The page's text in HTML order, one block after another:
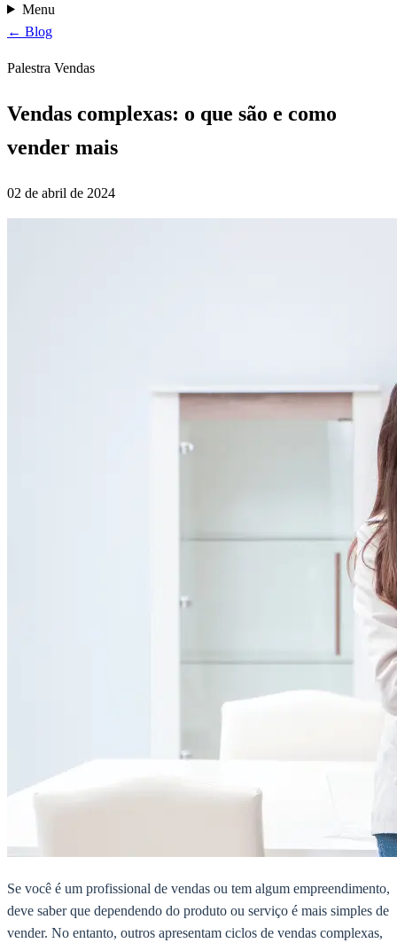
Menu
← Blog
Palestra Vendas
Vendas complexas: o que são e como
vender mais
02 de abril de 2024
Se você é um profissional de vendas ou tem algum empreendimento,
deve saber que dependendo do produto ou serviço é mais simples de
vender. No entanto, outros apresentam ciclos de vendas complexas,